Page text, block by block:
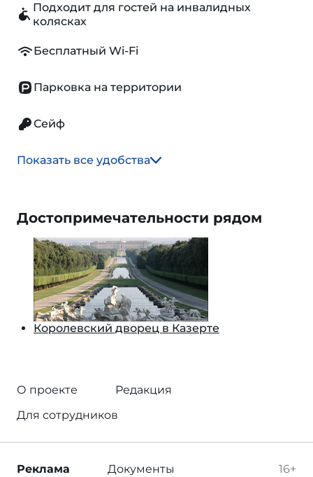
Подходит для гостей на инвалидных
колясках
Бесплатный Wi-Fi
Парковка на территории
Сейф
Показать все удобства
Достопримечательности рядом
Королевский дворец в Казерте
О проекте
Редакция
Для сотрудников
16+
Реклама Документы